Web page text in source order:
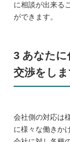
に相談が出来る
ができます。
3 あなたに
交渉をしま
会社側の対応は
に様々な働きか